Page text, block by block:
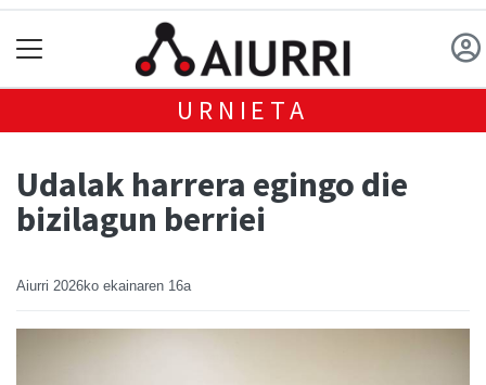
URNIETA
Udalak harrera egingo die
bizilagun berriei
Aiurri 2026ko ekainaren 16a